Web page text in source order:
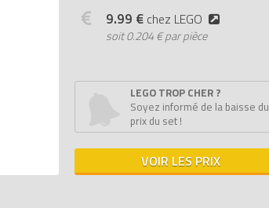
9.99 € chez LEGO
soit0.204 € par pièce
LEGO TROP CHER ?
Soyez informé de la baisse du
prix du set !
VOIR LES PRIX